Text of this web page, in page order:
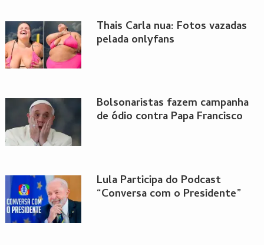
Thais Carla nua: Fotos vazadas
pelada onlyfans
Bolsonaristas fazem campanha
de ódio contra Papa Francisco
Lula Participa do Podcast
“Conversa com o Presidente”